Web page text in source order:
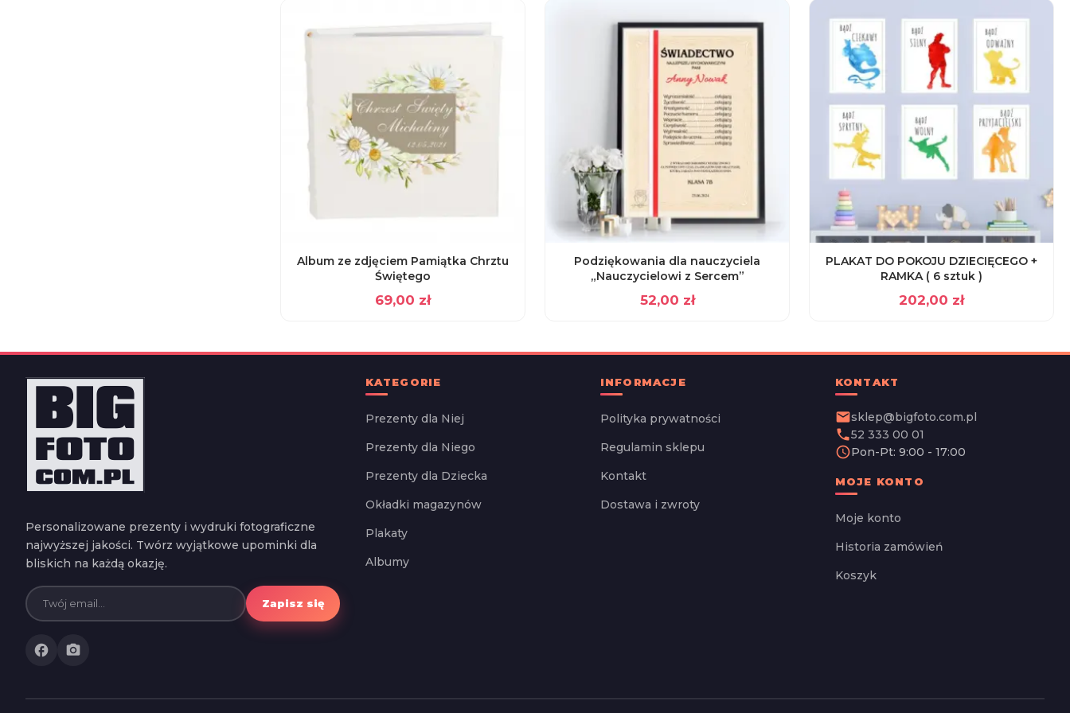
Album ze zdjęciem Pamiątka Chrztu
Świętego
69,00 zł
Podziękowania dla nauczyciela
„Nauczycielowi z Sercem”
52,00 zł
PLAKAT DO POKOJU DZIECIĘCEGO +
RAMKA ( 6 sztuk )
202,00 zł
Personalizowane prezenty i wydruki fotograficzne
najwyższej jakości. Twórz wyjątkowe upominki dla
bliskich na każdą okazję.
Zapisz się
facebook photo_camera
KATEGORIE
Prezenty dla Niej
Prezenty dla Niego
Prezenty dla Dziecka
Okładki magazynów
Plakaty
Albumy
INFORMACJE
Polityka prywatności
Regulamin sklepu
Kontakt
Dostawa i zwroty
KONTAKT
emailsklep@bigfoto.com.pl
phone52 333 00 01
schedulePon-Pt: 9:00 - 17:00
MOJE KONTO
Moje konto
Historia zamówień
Koszyk